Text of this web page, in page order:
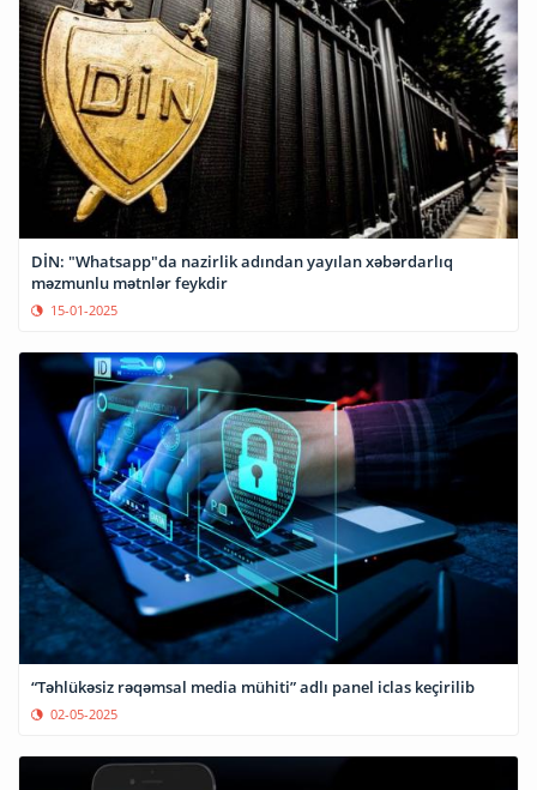
DİN: "Whatsapp"da nazirlik adından yayılan xəbərdarlıq
məzmunlu mətnlər feykdir
15-01-2025
“Təhlükəsiz rəqəmsal media mühiti” adlı panel iclas keçirilib
02-05-2025